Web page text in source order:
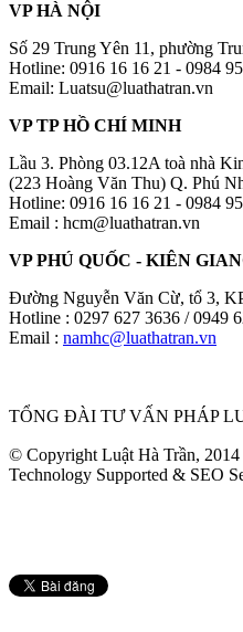
VP HÀ NỘI
Số 29 Trung Yên 11, phường
Hotline: 0916 16 16 21 - 0984
Email: Luatsu@luathatran.vn
VP TP HỒ CHÍ MINH
Lầu 3. Phòng 03.12A toà nhà
(223 Hoàng Văn Thu) Q. Phú
Hotline: 0916 16 16 21 - 0984
Email : hcm@luathatran.vn
VP PHÚ QUỐC - KIÊN
Đường Nguyễn Văn Cừ, tổ 3,
Hotline : 0297 627 3636 / 0949
Email : namhc@luathatran.vn
TỔNG ĐÀI TƯ VẤN PHÁP
© Copyright Luật Hà Trần, 2014
Technology Supported & SEO